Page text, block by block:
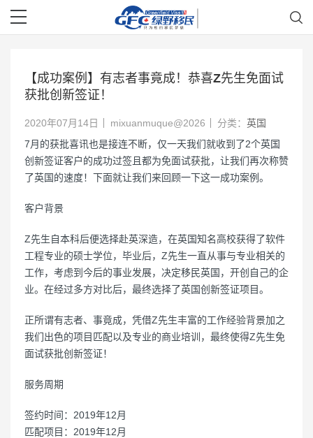
【成功案例】有志者事竟成！恭喜Z先生免面试
获批创新签证！
2020年07月14日 mixuanmuque@2026 分类： 英国
7月的获批喜讯也是接连不断，仅一天我们就收到了2个英国
创新签证客户的成功过签且都为免面试获批，让我们再次称赞
了英国的速度！下面就让我们来回顾一下这一成功案例。
客户背景
Z先生自本科后便选择赴英深造，在英国知名高校获得了软件
工程专业的硕士学位，毕业后，Z先生一直从事与专业相关的
工作，考虑到今后的事业发展，决定移民英国，开创自己的企
业。在经过多方对比后，最终选择了英国创新签证项目。
正所谓有志者、事竟成，凭借Z先生丰富的工作经验背景加之
我们出色的项目匹配以及专业的商业培训，最终使得Z先生免
面试获批创新签证！
服务周期
签约时间：2019年12月
匹配项目：2019年12月